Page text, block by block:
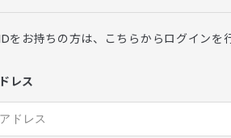
をお持ちの方は、こちらからログインを
レス